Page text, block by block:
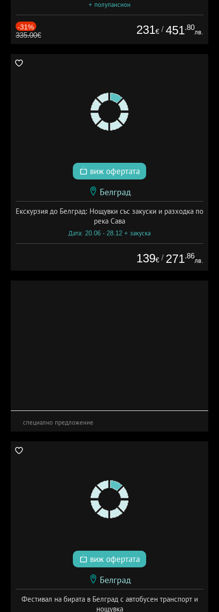
+ полупансион
-31%
335.00€ 231€ / 451.80
лв.
виж офертата
Белград
Екскурзия до Белград: Нощувки със закуски и разходка по
река Сава
Дата: 20.06 - 28.12 + закуска
139€ / 271.86
лв.
специално предложение
виж офертата
Белград
Фестивал на бирата в Белград с автобусен транспорт и
нощувка